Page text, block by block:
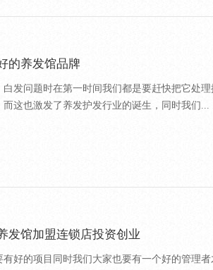
的养发馆品牌
白发问题时在第一时间我们都是要赶快把它处
而这也激发了养发护发行业的诞生，同时我们...
发馆加盟连锁店投资创业
有好的项目同时我们大家也要有一个好的管理